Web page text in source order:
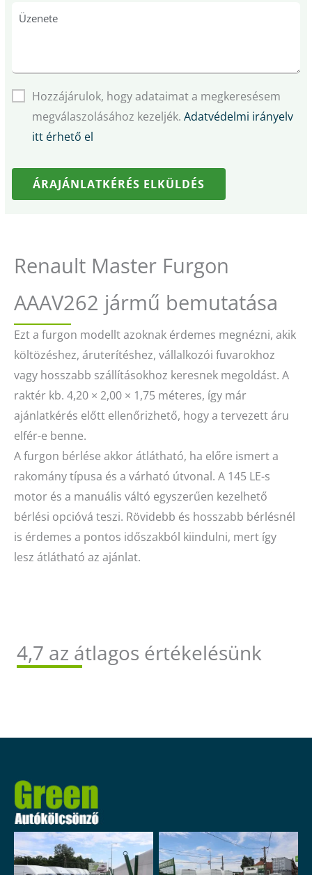
Hozzájárulok, hogy adataimat a megkeresésem
megválaszolásához kezeljék. Adatvédelmi irányelv
itt érhető el
ÁRAJÁNLATKÉRÉS ELKÜLDÉS
Renault Master Furgon
AAAV262 jármű bemutatása
Ezt a furgon modellt azoknak érdemes megnézni, akik
költözéshez, áruterítéshez, vállalkozói fuvarokhoz
vagy hosszabb szállításokhoz keresnek megoldást. A
raktér kb. 4,20 × 2,00 × 1,75 méteres, így már
ajánlatkérés előtt ellenőrizhető, hogy a tervezett áru
elfér-e benne.
A furgon bérlése akkor átlátható, ha előre ismert a
rakomány típusa és a várható útvonal. A 145 LE-s
motor és a manuális váltó egyszerűen kezelhető
bérlési opcióvá teszi. Rövidebb és hosszabb bérlésnél
is érdemes a pontos időszakból kiindulni, mert így
lesz átlátható az ajánlat.
4,7 az átlagos értékelésünk